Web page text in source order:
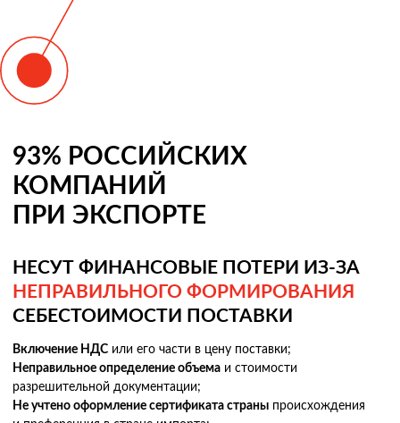
93% РОССИЙСКИХ
КОМПАНИЙ
ПРИ ЭКСПОРТЕ
НЕСУТ ФИНАНСОВЫЕ ПОТЕРИ ИЗ-ЗА
НЕПРАВИЛЬНОГО ФОРМИРОВАНИЯ
СЕБЕСТОИМОСТИ ПОСТАВКИ
Включение НДС или его части в цену поставки;
Неправильное определение объема и стоимости
разрешительной документации;
Не учтено оформление сертификата страны происхождения